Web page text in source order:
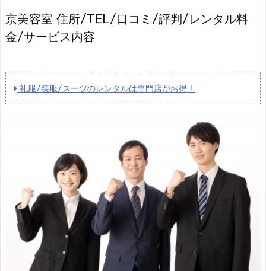
京美容室 住所/TEL/口コミ/評判/レンタル料
金/サービス内容
礼服/喪服/スーツのレンタルは専門店がお得！